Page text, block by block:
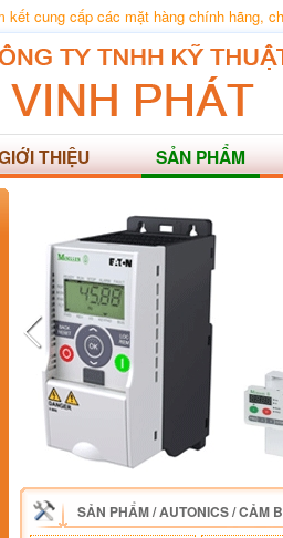
kết cung cấp các mặt hàng chính hãng,
THIỆU SẢN PHẨM
SẢN PHẨM/AUTONICS/CẢM